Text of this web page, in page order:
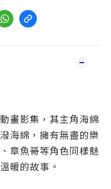
畫影集，其主角海綿
海綿，擁有無盡的樂
章魚哥等角色同樣魅
暖的故事。